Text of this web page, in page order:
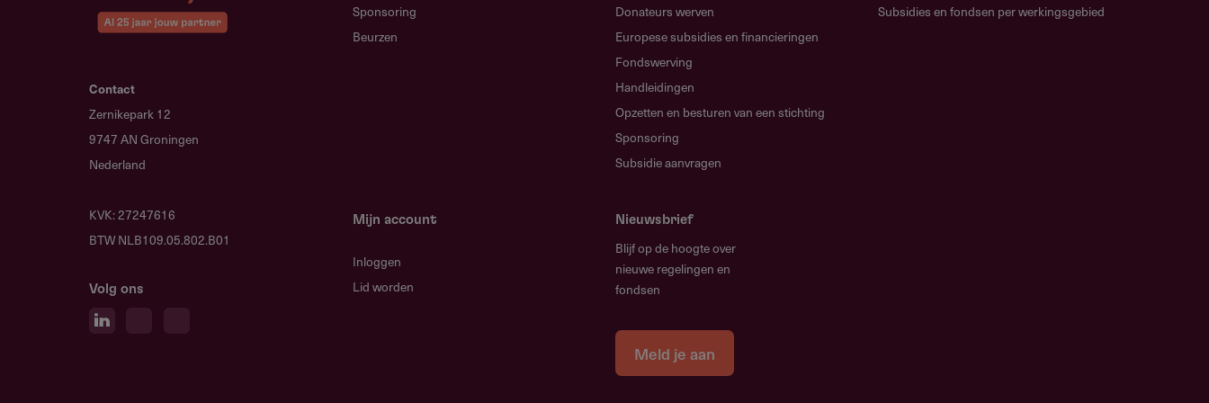
Wetenschappelijke, vak- en ledenbladen zijn uitgesloten van aanvragen, met
uitzondering van tijdschriften voor de beroepspraktijk van literair schrijven en
Subsidie
Een tijdschrift ontvangt maximaal € 60.000 subsidie, ofwel maximaal € 15.000 per jaar.
Contact
Zernikepark 12
9747 AN Groningen
Nederland
KVK: 27247616
BTW NLB109.05.802.B01
Volg ons
Sponsoring
Beurzen
Donateurs werven
Europese subsidies en financieringen
Fondswerving
Handleidingen
Opzetten en besturen van een stichting
Sponsoring
Subsidie aanvragen
Subsidies en fondsen per werkingsgebied
Mijn account
Inloggen
Lid worden
Nieuwsbrief
Blijf op de hoogte over
nieuwe regelingen en
fondsen
Meld je aan